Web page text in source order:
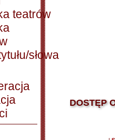
teatrów
słowa
DOSTĘP